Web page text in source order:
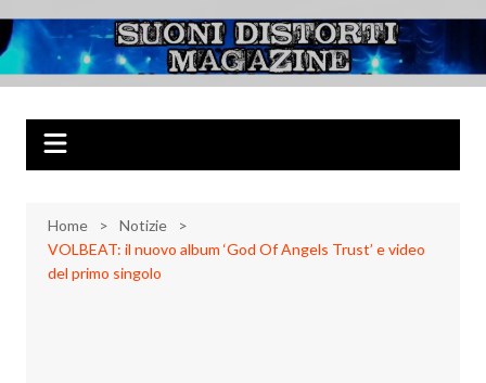
al
contenuto
Suoni Distorti
Magazine
Musica Rock, Metal, Punk e varie sonorità alternative
Home
Notizie
VOLBEAT: il nuovo album ‘God Of Angels Trust’ e video
del primo singolo